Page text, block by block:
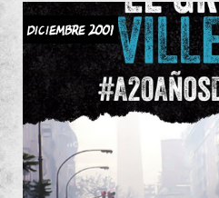
DICIEMBRE 2001